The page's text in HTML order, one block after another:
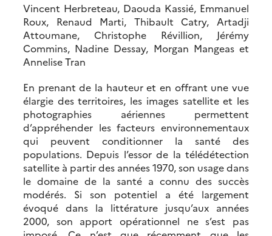
Vincent Herbreteau, Daouda Kassié, Emmanuel
Roux, Renaud Marti, Thibault Catry, Artadji
Attoumane, Christophe Révillion, Jérémy
Commins, Nadine Dessay, Morgan Mangeas et
Annelise Tran
En prenant de la hauteur et en offrant une vue
élargie des territoires, les images satellite et les
photographies aériennes permettent
d’appréhender les facteurs environnementaux
qui peuvent conditionner la santé des
populations. Depuis l’essor de la télédétection
satellite à partir des années 1970, son usage dans
le domaine de la santé a connu des succès
modérés. Si son potentiel a été largement
évoqué dans la littérature jusqu’aux années
2000, son apport opérationnel ne s’est pas